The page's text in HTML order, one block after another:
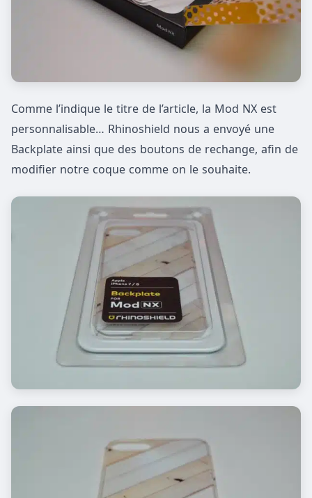
Comme l’indique le titre de l’article, la Mod NX est
personnalisable… Rhinoshield nous a envoyé une
Backplate ainsi que des boutons de rechange, afin de
modifier notre coque comme on le souhaite.